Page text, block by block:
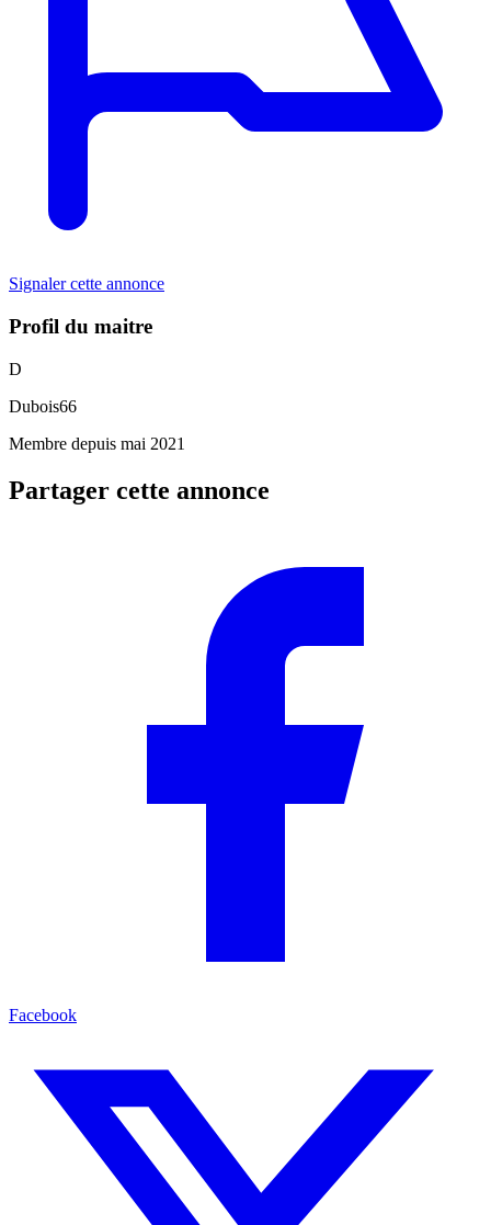
Signaler cette annonce
Profil du maitre
D
Dubois66
Membre depuis mai 2021
Partager cette annonce
Facebook